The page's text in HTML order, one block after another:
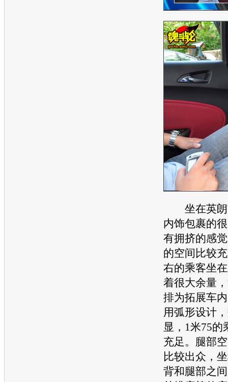
坐在英朗
内饰包裹的
有拥挤的感
的空间比较
右的乘客坐
着很大余量
排为拓展车
用弧形设计
显，1米75的
充足。腿部
比较出众，
背和腿部之